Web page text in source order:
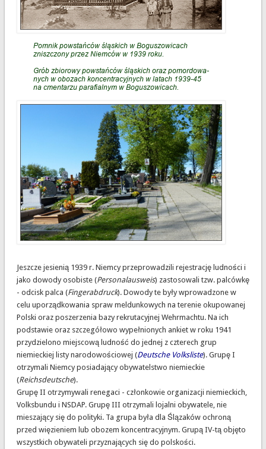
Jeszcze jesienią 1939 r. Niemcy przeprowadzili rejestrację ludności i
jako dowody osobiste (Personalausweis) zastosowali tzw. palcówkę
- odcisk palca (Fingerabdruck). Dowody te były wprowadzone w
celu uporządkowania spraw meldunkowych na terenie okupowanej
Polski oraz poszerzenia bazy rekrutacyjnej Wehrmachtu. Na ich
podstawie oraz szczegółowo wypełnionych ankiet w roku 1941
przydzielono miejscową ludność do jednej z czterech grup
niemieckiej listy narodowościowej (Deutsche Volksliste). Grupę I
otrzymali Niemcy posiadający obywatelstwo niemieckie
(Reichsdeutsche).
Grupę II otrzymywali renegaci - członkowie organizacji niemieckich,
Volksbundu i NSDAP. Grupę III otrzymali lojalni obywatele, nie
mieszający się do polityki. Ta grupa była dla Ślązaków ochroną
przed więzieniem lub obozem koncentracyjnym. Grupą IV-tą objęto
wszystkich obywateli przyznających się do polskości.